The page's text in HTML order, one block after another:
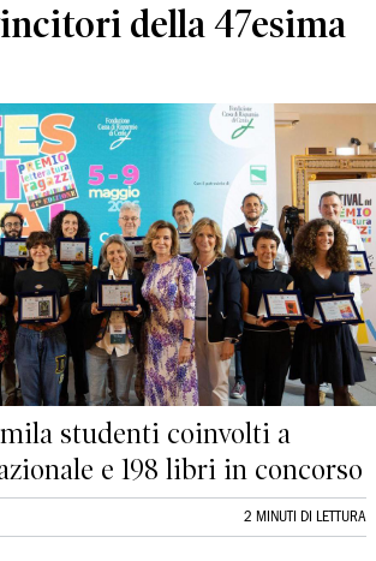
della 47esima
studenti coinvolti a
e 198 libri in concorso
2 MINUTI DI LETTURA